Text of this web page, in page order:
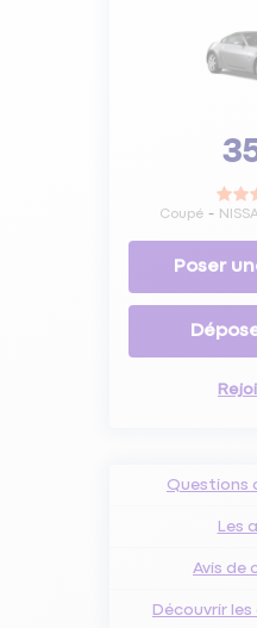
Coupé
Poser
Questions
Les
Avis de
Découvrir